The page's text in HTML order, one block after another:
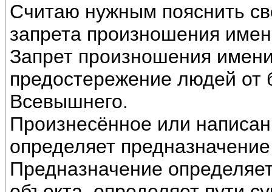
Считаю нужным пояснить
запрета произношения
Запрет произношения
предостережение людей от
Всевышнего.
Произнесённое или
определяет
Предназначение